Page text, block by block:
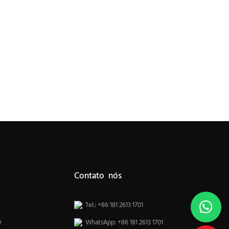
Contato nós
Tel.: +86 181 2613 1701
WhatsApp: +86 181 2613 1701